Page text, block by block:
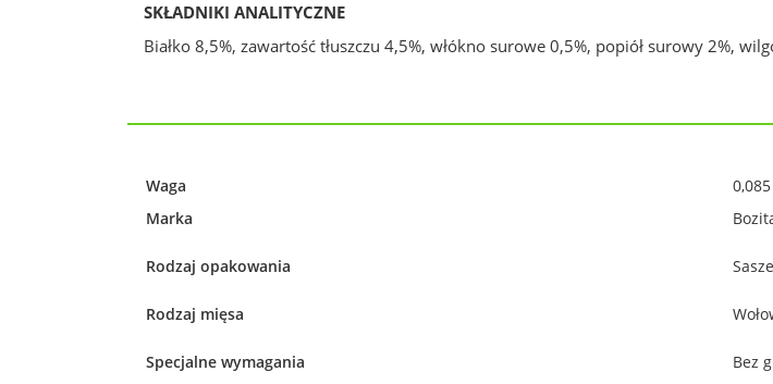
SKŁADNIKI ANALITYCZNE
Białko 8,5%, zawartość tłuszczu 4,5%, włókno surowe 0,5%, popiół surowy 2%,
Waga
Marka
Rodzaj opakowania
Rodzaj mięsa
Specjalne wymagania Bez